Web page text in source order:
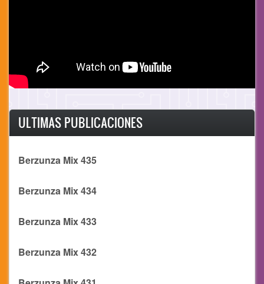
ULTIMAS PUBLICACIONES
Berzunza Mix 435
Berzunza Mix 434
Berzunza Mix 433
Berzunza Mix 432